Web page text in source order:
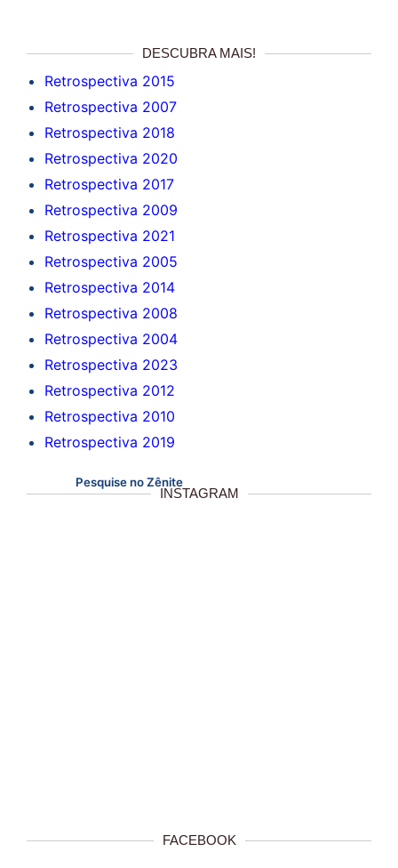
DESCUBRA MAIS!
Retrospectiva 2015
Retrospectiva 2007
Retrospectiva 2018
Retrospectiva 2020
Retrospectiva 2017
Retrospectiva 2009
Retrospectiva 2021
Retrospectiva 2005
Retrospectiva 2014
Retrospectiva 2008
Retrospectiva 2004
Retrospectiva 2023
Retrospectiva 2012
Retrospectiva 2010
Retrospectiva 2019
Pesquise no Zênite
INSTAGRAM
FACEBOOK